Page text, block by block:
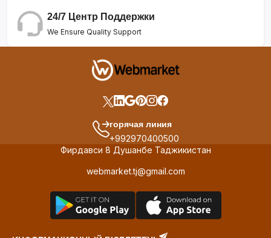
24/7 Центр Поддержки
We Ensure Quality Support
горячая линия
+992970400500
Фирдавси 8 Душанбе Таджикистан
webmarket.tj@gmail.com